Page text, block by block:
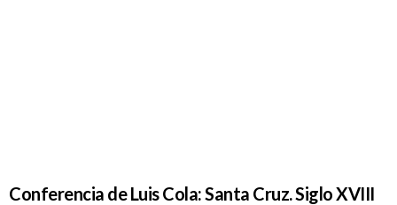
Conferencia de Luis Cola: Santa Cruz. Siglo XVIII